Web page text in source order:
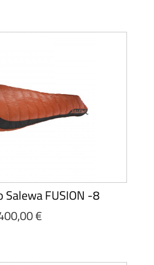
Salewa FUSION -8
€